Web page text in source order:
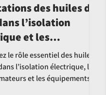
des huiles de
l’isolation
et les
le rôle essentiel des huiles
l’isolation électrique, les
et les équipements